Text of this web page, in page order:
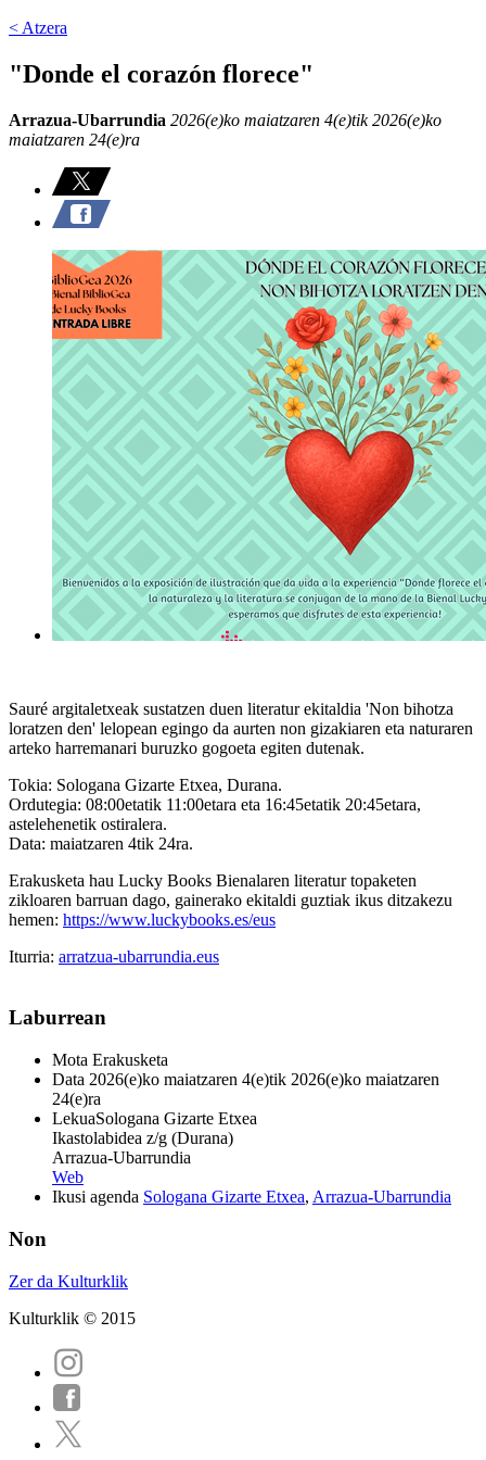
< Atzera
"Donde el corazón florece"
Arrazua-Ubarrundia 2026(e)ko maiatzaren 4(e)tik 2026(e)ko
maiatzaren 24(e)ra
Sauré argitaletxeak sustatzen duen literatur ekitaldia 'Non bihotza
loratzen den' lelopean egingo da aurten non gizakiaren eta naturaren
arteko harremanari buruzko gogoeta egiten dutenak.
Tokia: Sologana Gizarte Etxea, Durana.
Ordutegia: 08:00etatik 11:00etara eta 16:45etatik 20:45etara,
astelehenetik ostiralera.
Data: maiatzaren 4tik 24ra.
Erakusketa hau Lucky Books Bienalaren literatur topaketen
zikloaren barruan dago, gainerako ekitaldi guztiak ikus ditzakezu
hemen: https://www.luckybooks.es/eus
Iturria: arratzua-ubarrundia.eus
Laburrean
Mota Erakusketa
Data 2026(e)ko maiatzaren 4(e)tik 2026(e)ko maiatzaren
24(e)ra
LekuaSologana Gizarte Etxea
Ikastolabidea z/g (Durana)
Arrazua-Ubarrundia
Web
Ikusi agenda Sologana Gizarte Etxea, Arrazua-Ubarrundia
Non
Zer da Kulturklik
Kulturklik © 2015